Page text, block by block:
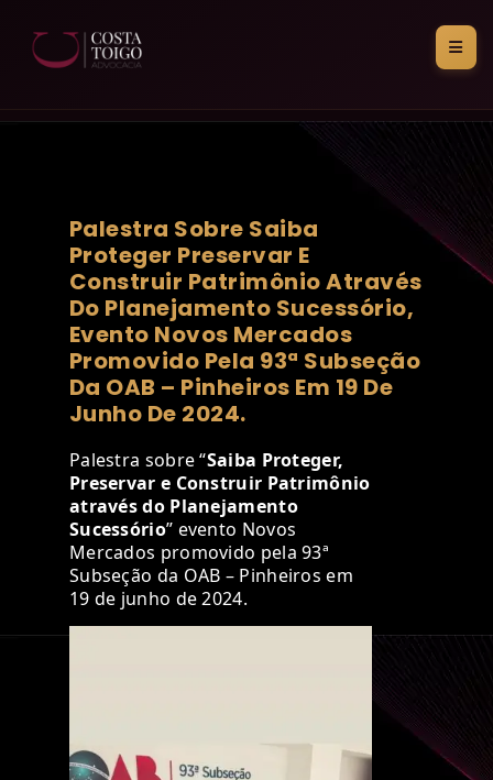
Palestra Sobre Saiba
Proteger Preservar E
Construir Patrimônio Através
Do Planejamento Sucessório,
Evento Novos Mercados
Promovido Pela 93ª Subseção
Da OAB – Pinheiros Em 19 De
Junho De 2024.
Palestra sobre “Saiba Proteger,
Preservar e Construir Patrimônio
através do Planejamento
Sucessório” evento Novos
Mercados promovido pela 93ª
Subseção da OAB – Pinheiros em
19 de junho de 2024.